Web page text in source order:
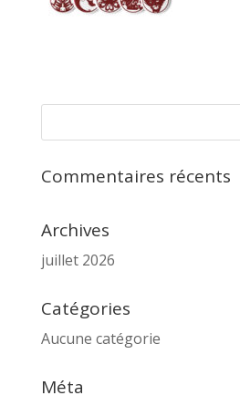
Commentaires récents
Archives
juillet 2026
Catégories
Aucune catégorie
Méta